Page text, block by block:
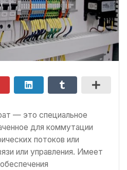
— это специальное
для коммутации
потоков или
или управления. Имеет